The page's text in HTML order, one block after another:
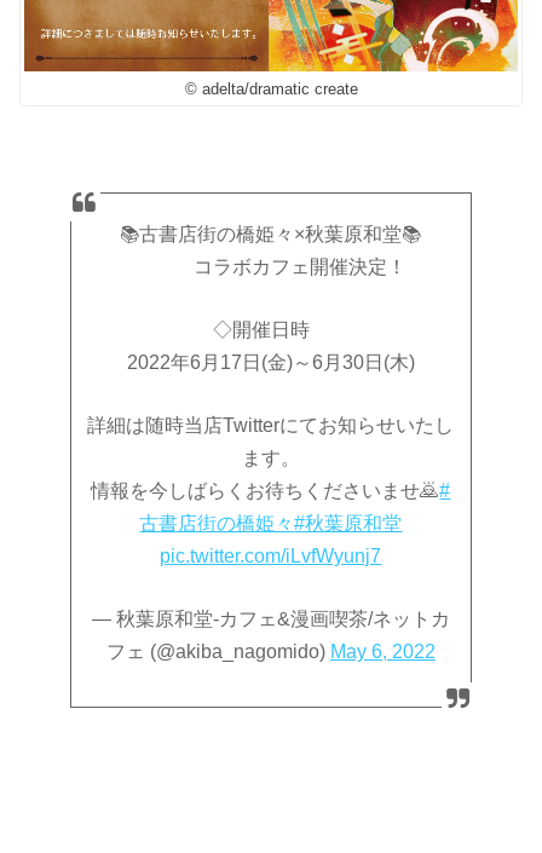
© adelta/dramatic create
📚古書店街の橋姫々×秋葉原和堂📚
コラボカフェ開催決定！
◇開催日時
2022年6月17日(金)～6月30日(木)
詳細は随時当店Twitterにてお知らせいたし
ます。
情報を今しばらくお待ちくださいませ🙇#
古書店街の橋姫々#秋葉原和堂
pic.twitter.com/iLvfWyunj7
— 秋葉原和堂-カフェ&漫画喫茶/ネットカ
フェ (@akiba_nagomido) May 6, 2022